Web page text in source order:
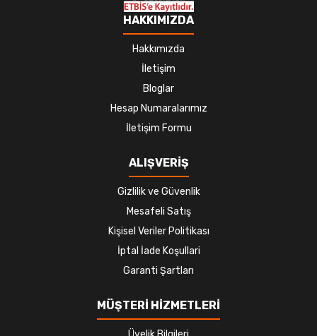
HAKKIMIZDA
Hakkımızda
İletişim
Bloglar
Hesap Numaralarımız
İletişim Formu
ALIŞVERİŞ
Gizlilik ve Güvenlik
Mesafeli Satış
Kişisel Veriler Politikası
İptal İade Koşullari
Garanti Şartları
MÜŞTERİ HİZMETLERİ